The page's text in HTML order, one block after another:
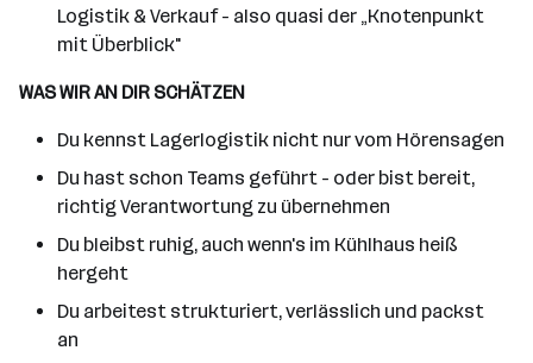
Logistik & Verkauf - also quasi der „Knotenpunkt
mit Überblick"
WAS WIR AN DIR SCHÄTZEN
Du kennst Lagerlogistik nicht nur vom Hörensagen
Du hast schon Teams geführt - oder bist bereit,
richtig Verantwortung zu übernehmen
Du bleibst ruhig, auch wenn's im Kühlhaus heiß
hergeht
Du arbeitest strukturiert, verlässlich und packst
an